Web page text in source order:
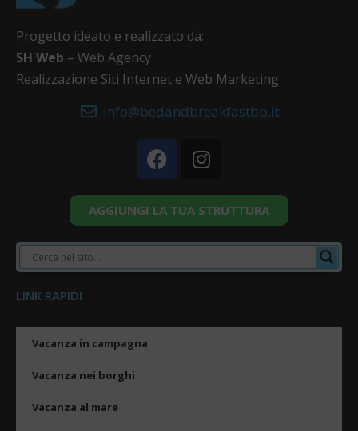
Progetto ideato e realizzato da:
SH Web – Web Agency
Realizzazione Siti Internet e Web Marketing
info@bedandbreakfastbb.it
AGGIUNGI LA TUA STRUTTURA
LINK RAPIDI
Vacanza in campagna
Vacanza nei borghi
Vacanza al mare